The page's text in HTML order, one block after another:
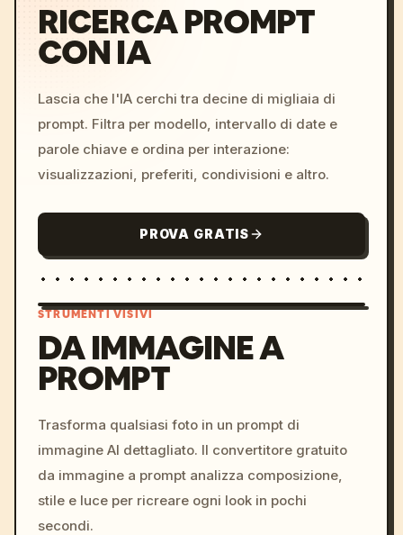
RICERCA PROMPT
CON IA
Lascia che l'IA cerchi tra decine di migliaia di
prompt. Filtra per modello, intervallo di date e
parole chiave e ordina per interazione:
visualizzazioni, preferiti, condivisioni e altro.
PROVA GRATIS
colors, 8k --v 6.0
STRUMENTI VISIVI
DA IMMAGINE A
PROMPT
Trasforma qualsiasi foto in un prompt di
immagine AI dettagliato. Il convertitore gratuito
da immagine a prompt analizza composizione,
stile e luce per ricreare ogni look in pochi
secondi.